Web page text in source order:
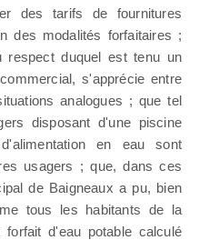
des tarifs de fournitures
des modalités forfaitaires ;
respect duquel est tenu un
s'apprécie entre
analogues ; que tel
disposant d'une piscine
en eau sont
usagers ; que, dans ces
de Baigneaux a pu, bien
tous les habitants de la
d'eau potable calculé